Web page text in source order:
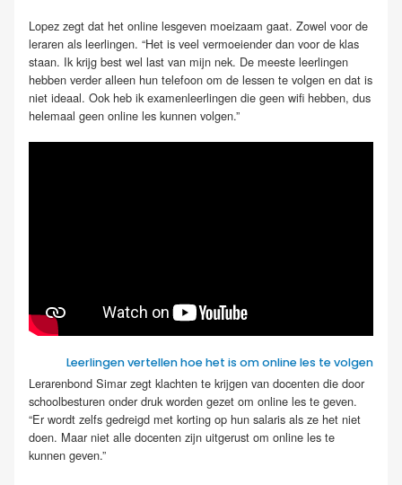
Lopez zegt dat het online lesgeven moeizaam gaat. Zowel voor de
leraren als leerlingen. “Het is veel vermoeiender dan voor de klas
staan. Ik krijg best wel last van mijn nek. De meeste leerlingen
hebben verder alleen hun telefoon om de lessen te volgen en dat is
niet ideaal. Ook heb ik examenleerlingen die geen wifi hebben, dus
helemaal geen online les kunnen volgen.”
Leerlingen vertellen hoe het is om online les te volgen
Lerarenbond Simar zegt klachten te krijgen van docenten die door
schoolbesturen onder druk worden gezet om online les te geven.
“Er wordt zelfs gedreigd met korting op hun salaris als ze het niet
doen. Maar niet alle docenten zijn uitgerust om online les te
kunnen geven.”